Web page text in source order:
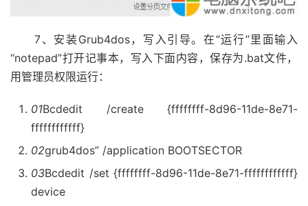
7、安装Grub4dos，写入引导。在“运行”里面输入
“notepad”打开记事本，写入下面内容，保存为.bat文件，
用管理员权限运行：
01Bcdedit /create {ffffffff-8d96-11de-8e71-
ffffffffffff}
02grub4dos” /application BOOTSECTOR
03Bcdedit /set {ffffffff-8d96-11de-8e71-ffffffffffff}
device